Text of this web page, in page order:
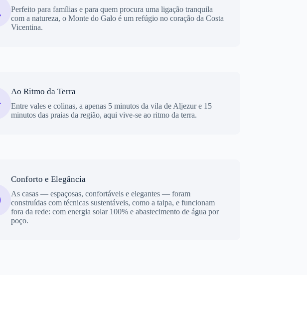
Perfeito para famílias e para quem procura uma ligação tranquila
com a natureza, o Monte do Galo é um refúgio no coração da Costa
Vicentina.
Ao Ritmo da Terra
Entre vales e colinas, a apenas 5 minutos da vila de Aljezur e 15
minutos das praias da região, aqui vive-se ao ritmo da terra.
Conforto e Elegância
As casas — espaçosas, confortáveis e elegantes — foram
construídas com técnicas sustentáveis, como a taipa, e funcionam
fora da rede: com energia solar 100% e abastecimento de água por
poço.